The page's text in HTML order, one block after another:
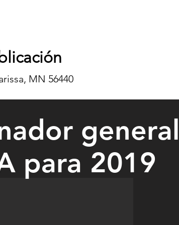
MN 56440
received his award from Minnesota Wrestling
para 2019